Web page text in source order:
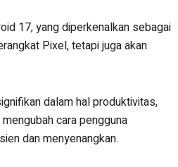
17, yang diperkenalkan sebagai
Pixel, tetapi juga akan
dalam hal produktivitas,
cara pengguna
dan menyenangkan.